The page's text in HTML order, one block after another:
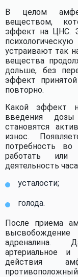
В целом
веществом,
эффект на ЦНС.
устраивают так
вещества
дольше, без
эффект
повторно.
Какой эффект
введения
становятся
износ.
потребность
работать или
деятельность
усталости;
голода.
После приема
адреналина.
артериальное и
действия